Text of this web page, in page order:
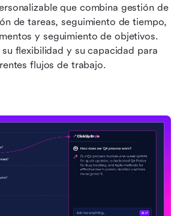
que combina gestión de
de tareas, seguimiento de tiempo,
y seguimiento de objetivos.
flexibilidad y su capacidad para
flujos de trabajo.